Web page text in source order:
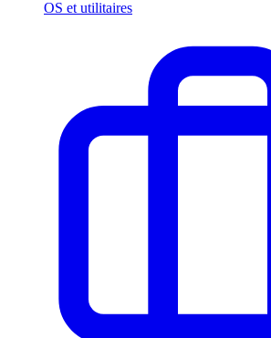
OS et utilitaires